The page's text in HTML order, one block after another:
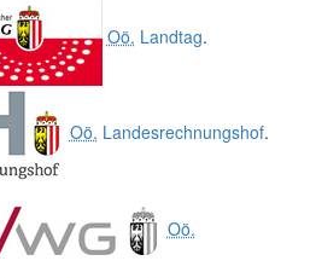
Oö. Landtag.
Oö. Landesrechnungshof.
Oö.